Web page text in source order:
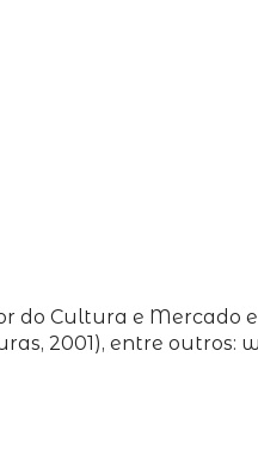
do Cultura e Mercado
2001), entre outros: